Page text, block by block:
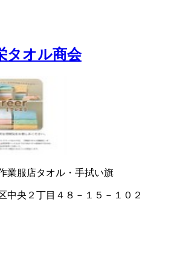
タオル商会
業服店タオル・手拭い旗
中央２丁目４８－１５－１０２